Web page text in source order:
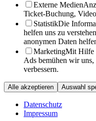
Externe Medien
Ticket-Buchung,
StatistikDie
helfen uns zu
anonymen Daten
MarketingMit Hilfe
Ads bemühen wir
verbessern.
Alle akzeptieren Auswahl
Datenschutz
Impressum